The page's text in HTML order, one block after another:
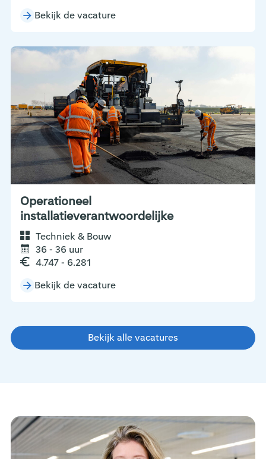
Bekijk de vacature
Operationeel
installatieverantwoordelijke
Techniek & Bouw
36 - 36 uur
4.747 - 6.281
Bekijk de vacature
Bekijk alle vacatures